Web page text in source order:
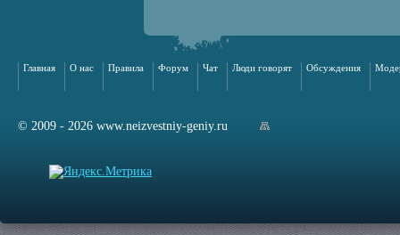
Главная О нас Правила Форум Чат Люди говорят Обсуждения
© 2009 - 2026 www.neizvestniy-geniy.ru
сайта